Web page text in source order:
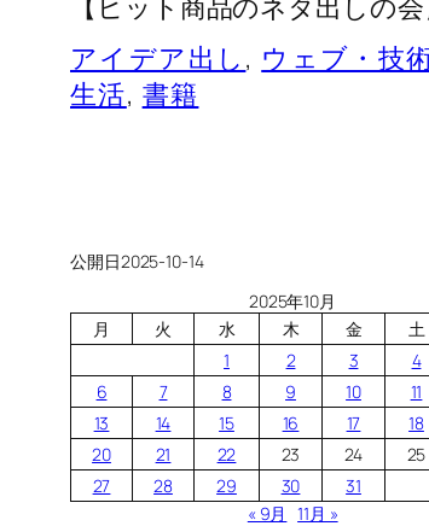
【ヒット商品のネタ出しの
アイデア出し , ウェブ・技
生活, 書籍
公開日2025-10-14
2025年10月
月
火 水 木 金 土
1
2 3 4
6
7 8 9 10 11
13
14 15 16 17 18
20
21 22 23 24 25
27
28 29 30
31
« 9月
11月 »